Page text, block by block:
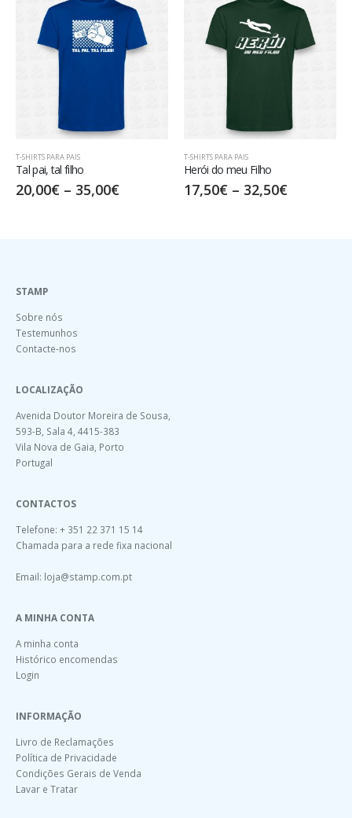
T-SHIRTS PARA PAIS
Herói do meu Filho
17,50€ – 32,50€
T-SHIRTS PARA PAIS
Walking Dad
20,00€ – 35,00€
STAMP
Sobre nós
Testemunhos
Contacte-nos
LOCALIZAÇÃO
Avenida Doutor Moreira de Sousa,
593-B, Sala 4, 4415-383
Vila Nova de Gaia, Porto
Portugal
CONTACTOS
Telefone: + 351 22 371 15 14
Chamada para a rede fixa nacional
Email: loja@stamp.com.pt
A MINHA CONTA
A minha conta
Histórico encomendas
Login
INFORMAÇÃO
Livro de Reclamações
Política de Privacidade
Condições Gerais de Venda
Lavar e Tratar